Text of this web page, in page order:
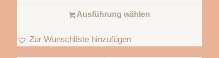
Ausführung wählen
Zur Wunschliste hinzufügen